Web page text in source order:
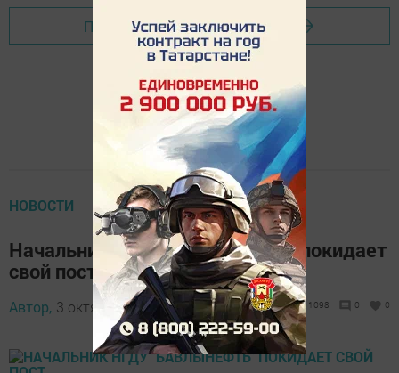
Перейти на страницу новости
НОВОСТИ
Начальник НГДУ "Бавлынефть" покидает
свой пост
Автор, 3 октября 2016 - 14:47 1098 0 0